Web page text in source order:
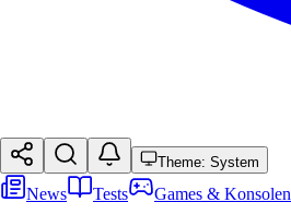
Theme: System
News Tests Games & Konsolen